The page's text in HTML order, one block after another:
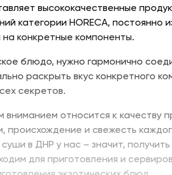
высококачественные
категории HORECA,
конкретные компоненты.
блюдо, нужно гармонично
раскрыть вкус конкретного
секретов.
вниманием относится к
происхождение и свежесть
в ДНР у нас – значит,
для приготовления и